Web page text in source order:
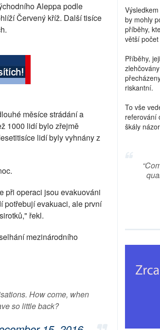
Aleppa podle
Červený kříž. Další tisíce
měsíce strádání a
1000 lidí bylo zřejmě
lidí byly vyhnány z
při operaci jsou evakuováni
potřebují evakuaci, ale první
řekl.
mezinárodního
How come, when
so little back?
by mohly
příběhy,
větší
Příběhy,
riskantní.
To vše
referování
škály